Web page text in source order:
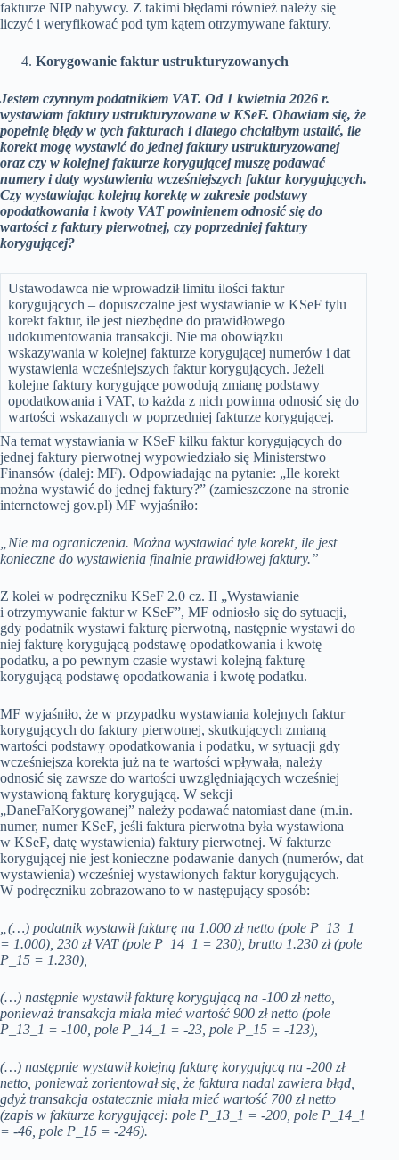
fakturze NIP nabywcy. Z takimi błędami również należy się
liczyć i weryfikować pod tym kątem otrzymywane faktury.
Korygowanie faktur ustrukturyzowanych
Jestem czynnym podatnikiem VAT. Od 1 kwietnia 2026 r.
wystawiam faktury ustrukturyzowane w KSeF. Obawiam się, że
popełnię błędy w tych fakturach i dlatego chciałbym ustalić, ile
korekt mogę wystawić do jednej faktury ustrukturyzowanej
oraz czy w kolejnej fakturze korygującej muszę podawać
numery i daty wystawienia wcześniejszych faktur korygujących.
Czy wystawiając kolejną korektę w zakresie podstawy
opodatkowania i kwoty VAT powinienem odnosić się do
wartości z faktury pierwotnej, czy poprzedniej faktury
korygującej?
Ustawodawca nie wprowadził limitu ilości faktur
korygujących – dopuszczalne jest wystawianie w KSeF tylu
korekt faktur, ile jest niezbędne do prawidłowego
udokumentowania transakcji. Nie ma obowiązku
wskazywania w kolejnej fakturze korygującej numerów i dat
wystawienia wcześniejszych faktur korygujących. Jeżeli
kolejne faktury korygujące powodują zmianę podstawy
opodatkowania i VAT, to każda z nich powinna odnosić się do
wartości wskazanych w poprzedniej fakturze korygującej.
Na temat wystawiania w KSeF kilku faktur korygujących do
jednej faktury pierwotnej wypowiedziało się Ministerstwo
Finansów (dalej: MF). Odpowiadając na pytanie: „Ile korekt
można wystawić do jednej faktury?” (zamieszczone na stronie
internetowej gov.pl) MF wyjaśniło:
„Nie ma ograniczenia. Można wystawiać tyle korekt, ile jest
konieczne do wystawienia finalnie prawidłowej faktury.”
Z kolei w podręczniku KSeF 2.0 cz. II „Wystawianie
i otrzymywanie faktur w KSeF”, MF odniosło się do sytuacji,
gdy podatnik wystawi fakturę pierwotną, następnie wystawi do
niej fakturę korygującą podstawę opodatkowania i kwotę
podatku, a po pewnym czasie wystawi kolejną fakturę
korygującą podstawę opodatkowania i kwotę podatku.
MF wyjaśniło, że w przypadku wystawiania kolejnych faktur
korygujących do faktury pierwotnej, skutkujących zmianą
wartości podstawy opodatkowania i podatku, w sytuacji gdy
wcześniejsza korekta już na te wartości wpływała, należy
odnosić się zawsze do wartości uwzględniających wcześniej
wystawioną fakturę korygującą. W sekcji
„DaneFaKorygowanej” należy podawać natomiast dane (m.in.
numer, numer KSeF, jeśli faktura pierwotna była wystawiona
w KSeF, datę wystawienia) faktury pierwotnej. W fakturze
korygującej nie jest konieczne podawanie danych (numerów, dat
wystawienia) wcześniej wystawionych faktur korygujących.
W podręczniku zobrazowano to w następujący sposób:
„(…) podatnik wystawił fakturę na 1.000 zł netto (pole P_13_1
= 1.000), 230 zł VAT (pole P_14_1 = 230), brutto 1.230 zł (pole
P_15 = 1.230),
(…) następnie wystawił fakturę korygującą na -100 zł netto,
ponieważ transakcja miała mieć wartość 900 zł netto (pole
P_13_1 = -100, pole P_14_1 = -23, pole P_15 = -123),
(…) następnie wystawił kolejną fakturę korygującą na -200 zł
netto, ponieważ zorientował się, że faktura nadal zawiera błąd,
gdyż transakcja ostatecznie miała mieć wartość 700 zł netto
(zapis w fakturze korygującej: pole P_13_1 = -200, pole P_14_1
= -46, pole P_15 = -246).